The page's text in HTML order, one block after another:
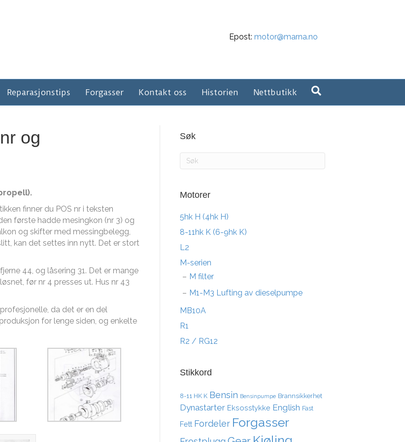
Epost: motor@marna.no
Reparasjonstips Forgasser Kontakt oss Historien Nettbutikk
og
finner du POS nr i teksten
første hadde mesingkon (nr 3) og
og skifter med messingbelegg,
kan det settes inn nytt. Det er stort
44, og låsering 31. Det er mange
før nr 4 presses ut. Hus nr 43
da det er en del
for lenge siden, og enkelte
Søk
Motorer
5hk H (4hk H)
8-11hk K (6-9hk K)
L2
M-serien
M filter
M1-M3 Lufting av dieselpumpe
MB10A
R1
R2 / RG12
Stikkord
8-11 HK K Bensin Bensinpumpe Brannsikkerhet
Dynastarter Eksosstykke English Fast
Fett Fordeler Forgasser